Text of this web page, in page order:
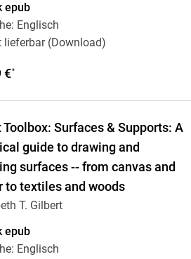
epub
Englisch
lieferbar (Download)
€*
Surfaces & Supports: A
guide to drawing and
surfaces -- from canvas and
to textiles and woods
T. Gilbert
epub
Englisch